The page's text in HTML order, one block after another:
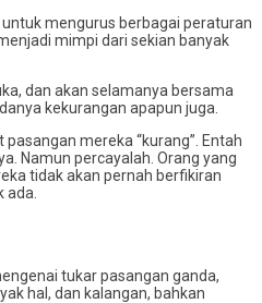
mengurus berbagai peraturan
mimpi dari sekian banyak
dan akan selamanya bersama
kekurangan apapun juga.
mereka “kurang”. Entah
Namun percayalah. Orang yang
tidak akan pernah berfikiran
ada.
tukar pasangan ganda,
hal, dan kalangan, bahkan